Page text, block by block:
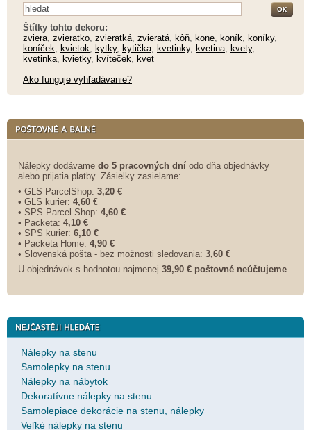
Štítky tohto dekoru:
zviera, zvieratko, zvieratká, zvieratá, kôň, kone, koník, koníky,
koníček, kvietok, kytky, kytička, kvetinky, kvetina, kvety,
kvetinka, kvietky, kvíteček, kvet
Ako funguje vyhľadávanie?
Nálepky dodávame do 5 pracovných dní odo dňa objednávky
alebo prijatia platby. Zásielky zasielame:
• GLS ParcelShop: 3,20 €
• GLS kurier: 4,60 €
• SPS Parcel Shop: 4,60 €
• Packeta: 4,10 €
• SPS kurier: 6,10 €
• Packeta Home: 4,90 €
• Slovenská pošta - bez možnosti sledovania: 3,60 €
U objednávok s hodnotou najmenej 39,90 € poštovné neúčtujeme.
Nálepky na stenu
Samolepky na stenu
Nálepky na nábytok
Dekoratívne nálepky na stenu
Samolepiace dekorácie na stenu, nálepky
Veľké nálepky na stenu